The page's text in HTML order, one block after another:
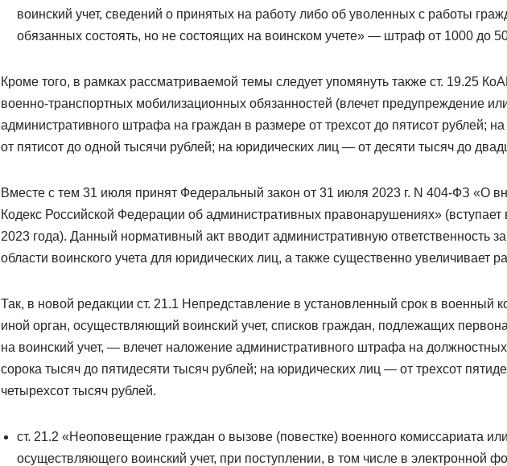
воинский учет, сведений о принятых на работу либо об уволенных с работы
обязанных состоять, но не состоящих на воинском учете» — штраф от 1000 до
Кроме того, в рамках рассматриваемой темы следует упомянуть также ст. 19.25
военно-транспортных мобилизационных обязанностей (влечет предупреждение
административного штрафа на граждан в размере от трехсот до пятисот рублей;
от пятисот до одной тысячи рублей; на юридических лиц — от десяти тысяч до
Вместе с тем 31 июля принят Федеральный закон от 31 июля 2023 г. N 404-ФЗ «О
Кодекс Российской Федерации об административных правонарушениях» (вступает
2023 года). Данный нормативный акт вводит административную ответственность
области воинского учета для юридических лиц, а также существенно увеличивает
Так, в новой редакции ст. 21.1 Непредставление в установленный срок в военный
иной орган, осуществляющий воинский учет, списков граждан, подлежащих
на воинский учет, — влечет наложение административного штрафа на
сорока тысяч до пятидесяти тысяч рублей; на юридических лиц — от трехсот
четырехсот тысяч рублей.
ст. 21.2 «Неоповещение граждан о вызове (повестке) военного комиссариата
осуществляющего воинский учет, при поступлении, в том числе в электронной